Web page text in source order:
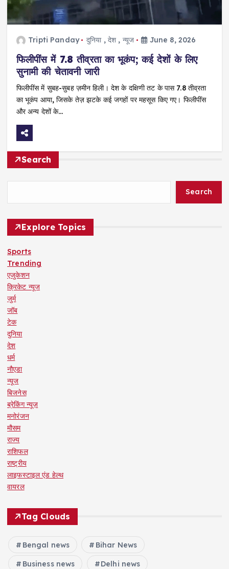
Tripti Panday दुनिया,देश , न्यूज June 8, 2026
फिलीपींस में 7.8 तीव्रता का भूकंप; कई देशों के लिए
सुनामी की चेतावनी जारी
फिलीपींस में सुबह-सुबह ज़मीन हिली। देश के दक्षिणी तट के पास 7.8 तीव्रता
का भूकंप आया, जिसके तेज़ झटके कई जगहों पर महसूस किए गए। फिलीपींस
और अन्य देशों के…
Search
Search
Explore Topics
Sports
Trending
एजुकेशन
क्रिकेट न्यूज
जुर्म
जॉब
टेक
दुनिया
देश
धर्म
नौएडा
न्यूज
बिजनेस
ब्रेकिंग न्यूज़
मनोरंजन
मौसम
राज्य
राशिफल
राष्ट्रीय
लाइफस्टाइल एंड हेल्थ
वायरल
Tag Clouds
Bengal news Bihar News
Business news Delhi news